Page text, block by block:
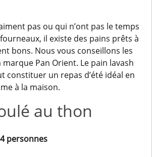
pas ou qui n’ont pas le temps
il existe des pains prêts à
bons. Nous vous conseillons les
marque Pan Orient. Le pain lavash
constituer un repas d’été idéal en
à la maison.
au thon
personnes